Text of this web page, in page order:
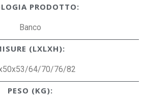
PRODOTTO:
Banco
(LXLXH):
64/70/76/82
PESO (KG):